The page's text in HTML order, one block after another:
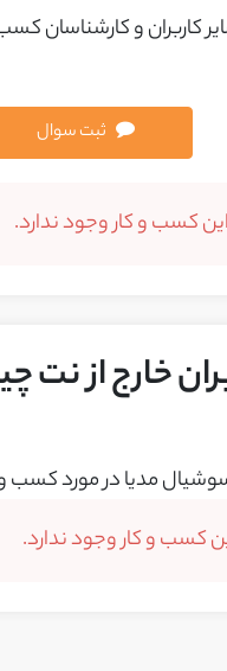
کاربران و کارشناسان
ثبت سوال
کسب و کار وجود ندارد.
خارج از نت
مدیا در مورد کسب و
کسب و کار وجود ندارد.